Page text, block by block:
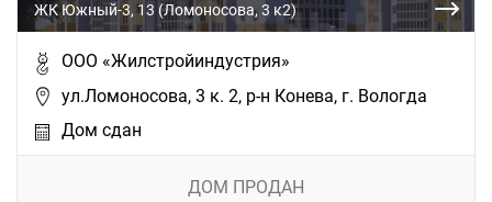
ЖК Южный-3, 13 (Ломоносова, 3 к2)
ООО «Жилстройиндустрия»
ул.Ломоносова, 3 к. 2, р-н Конева, г. Вологда
Дом сдан
ДОМ ПРОДАН